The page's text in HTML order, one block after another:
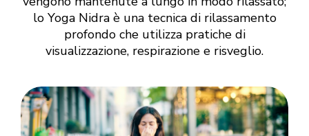
lo Yoga Nidra è una tecnica di rilassamento
profondo che utilizza pratiche di
visualizzazione, respirazione e risveglio.
Login
Inserisci il tuo indirizzo email MindBody
(quello che utilizzi per acquistare e
prenotare le lezioni su
milanoyogaspace.com)